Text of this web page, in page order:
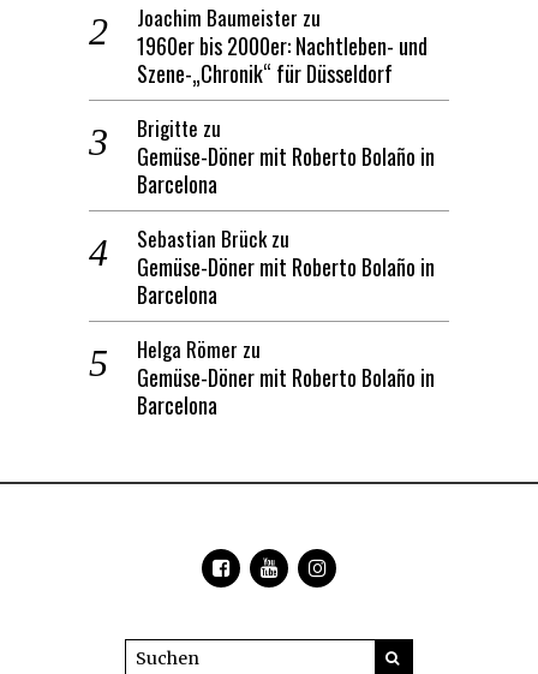
Joachim Baumeister zu
1960er bis 2000er: Nachtleben- und
Szene-„Chronik“ für Düsseldorf
Brigitte zu
Gemüse-Döner mit Roberto Bolaño in
Barcelona
Sebastian Brückzu
Gemüse-Döner mit Roberto Bolaño in
Barcelona
Helga Römer zu
Gemüse-Döner mit Roberto Bolaño in
Barcelona